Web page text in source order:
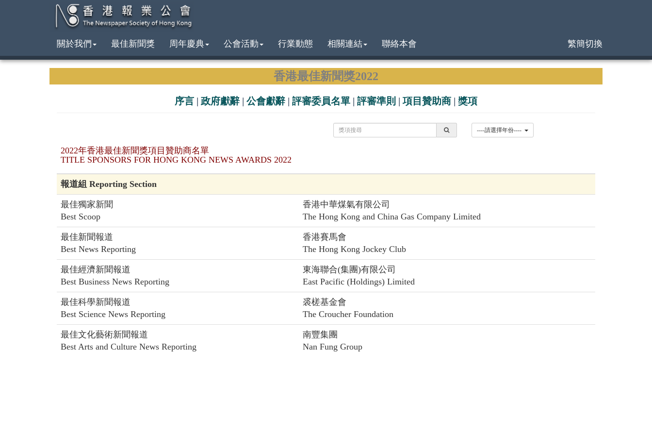
關於我們 最佳新聞獎 周年慶典 公會活動 行業動態 相關連結 聯絡本會 繁簡切換
香港最佳新聞獎2022
序言 | 政府獻辭 | 公會獻辭 | 評審委員名單 | 評審準則 | 項目贊助商 | 獎項
2022年香港最佳新聞獎項目贊助商名單
TITLE SPONSORS FOR HONG KONG NEWS AWARDS 2022
報道組 Reporting Section
最佳獨家新聞
Best Scoop
香港中華煤氣有限公司
The Hong Kong and China Gas Company Limited
最佳新聞報道
Best News Reporting
香港賽馬會
The Hong Kong Jockey Club
最佳經濟新聞報道
Best Business News Reporting
東海聯合(集團)有限公司
East Pacific (Holdings) Limited
最佳科學新聞報道
Best Science News Reporting
裘槎基金會
The Croucher Foundation
最佳文化藝術新聞報道
Best Arts and Culture News Reporting
南豐集團
Nan Fung Group